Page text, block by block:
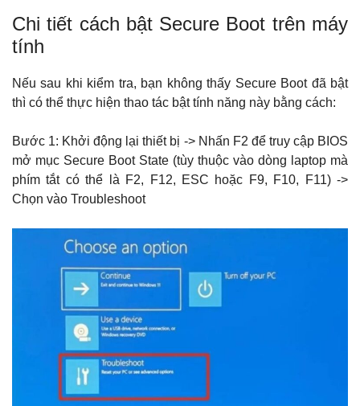
Chi tiết cách bật Secure Boot trên máy
tính
Nếu sau khi kiểm tra, bạn không thấy Secure Boot đã bật
thì có thể thực hiện thao tác bật tính năng này bằng cách:
Bước 1: Khởi động lại thiết bị -> Nhấn F2 để truy cập BIOS
mở mục Secure Boot State (tùy thuộc vào dòng laptop mà
phím tắt có thể là F2, F12, ESC hoặc F9, F10, F11) ->
Chọn vào Troubleshoot